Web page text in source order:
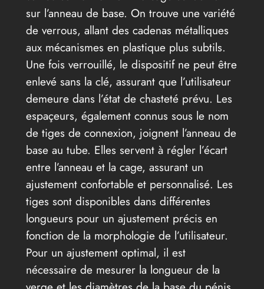
sur l’anneau de base. On trouve une variété
de verrous, allant des cadenas métalliques
aux mécanismes en plastique plus subtils.
Une fois verrouillé, le dispositif ne peut être
enlevé sans la clé, assurant que l’utilisateur
demeure dans l’état de chasteté prévu. Les
espaçeurs, également connus sous le nom
de tiges de connexion, joignent l’anneau de
base au tube. Elles servent à régler l’écart
entre l’anneau et la cage, assurant un
ajustement confortable et personnalisé. Les
tiges sont disponibles dans différentes
longueurs pour un ajustement précis en
fonction de la morphologie de l’utilisateur.
Pour un ajustement optimal, il est
nécessaire de mesurer la longueur de la